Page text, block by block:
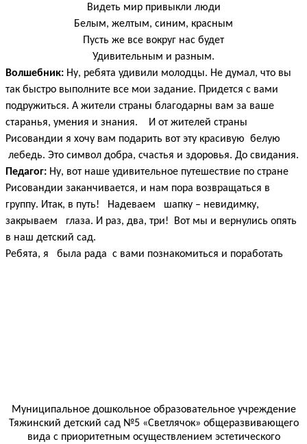
Видеть мир привыкли люди
Белым, желтым, синим, красным
Пусть же все вокруг нас будет
Удивительным и разным.
Волшебник: Ну, ребята удивили молодцы. Не думал, что вы
так быстро выполните все мои задание. Придется с вами
подружиться. А жители страны благодарны вам за ваше
старанья, умения и знания. И от жителей страны
Рисовандии я хочу вам подарить вот эту красивую белую
лебедь. Это символ добра, счастья и здоровья. До свидания.
Педагог: Ну, вот наше удивительное путешествие по стране
Рисовандии заканчивается, и нам пора возвращаться в
группу. Итак, в путь! Надеваем шапку – невидимку,
закрываем глаза. И раз, два, три! Вот мы и вернулись опять
в наш детский сад.
Ребята, я была рада с вами познакомиться и поработать
Муниципальное дошкольное образовательное учреждение
Тяжинский детский сад №5 «Светлячок» общеразвивающего
вида с приоритетным осуществлением эстетического